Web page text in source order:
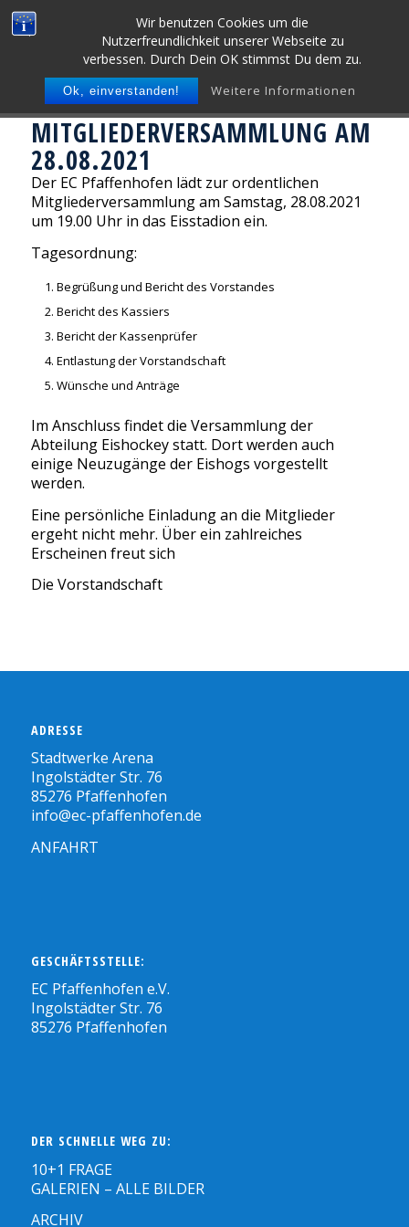
Wir benutzen Cookies um die
Nutzerfreundlichkeit unserer Webseite zu
verbessen. Durch Dein OK stimmst Du dem zu.
Ok, einverstanden! Weitere Informationen
MITGLIEDERVERSAMMLUNG AM
28.08.2021
Der EC Pfaffenhofen lädt zur ordentlichen
Mitgliederversammlung am Samstag, 28.08.2021
um 19.00 Uhr in das Eisstadion ein.
Tagesordnung:
Begrüßung und Bericht des Vorstandes
Bericht des Kassiers
Bericht der Kassenprüfer
Entlastung der Vorstandschaft
Wünsche und Anträge
Im Anschluss findet die Versammlung der
Abteilung Eishockey statt. Dort werden auch
einige Neuzugänge der Eishogs vorgestellt
werden.
Eine persönliche Einladung an die Mitglieder
ergeht nicht mehr. Über ein zahlreiches
Erscheinen freut sich
Die Vorstandschaft
ADRESSE
Stadtwerke Arena
Ingolstädter Str. 76
85276 Pfaffenhofen
info@ec-pfaffenhofen.de
ANFAHRT
GESCHÄFTSSTELLE:
EC Pfaffenhofen e.V.
Ingolstädter Str. 76
85276 Pfaffenhofen
DER SCHNELLE WEG ZU:
10+1 FRAGE
GALERIEN – ALLE BILDER
ARCHIV